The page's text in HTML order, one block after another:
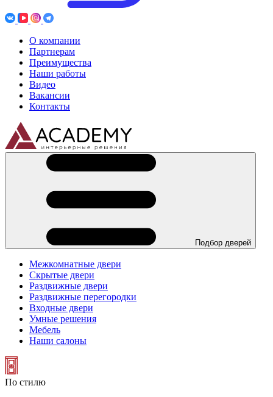
О компании
Партнерам
Преимущества
Наши работы
Видео
Вакансии
Контакты
Подбор дверей
Межкомнатные двери
Скрытые двери
Раздвижные двери
Раздвижные перегородки
Входные двери
Умные решения
Мебель
Наши салоны
По стилю